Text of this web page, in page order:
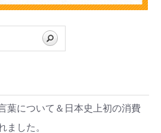
葉について＆日本史上初の消費
ました。